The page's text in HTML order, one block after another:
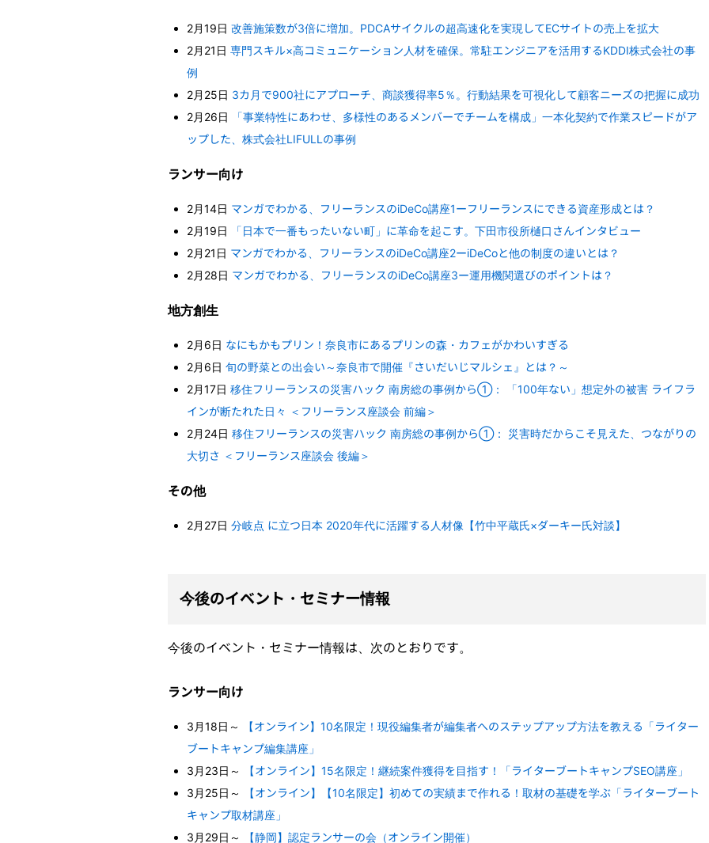
2月19日 改善施策数が3倍に増加。PDCAサイクルの超高速化を実現してECサイトの売上を拡大
2月21日 専門スキル×高コミュニケーション人材を確保。常駐エンジニアを活用するKDDI株式会社の事
例
2月25日 3カ月で900社にアプローチ、商談獲得率5％。行動結果を可視化して顧客ニーズの把握に成功
2月26日
「事業特性にあわせ、多様性のあるメンバーでチームを構成」一本化契約で作業スピードがア
ップした、株式会社LIFULLの事例
ランサー向け
2月14日 マンガでわかる、フリーランスのiDeCo講座1ーフリーランスにできる資産形成とは？
2月19日
「日本で一番もったいない町」に革命を起こす。下田市役所樋口さんインタビュー
2月21日 マンガでわかる、フリーランスのiDeCo講座2ーiDeCoと他の制度の違いとは？
2月28日 マンガでわかる、フリーランスのiDeCo講座3ー運用機関選びのポイントは？
地方創生
2月6日 なにもかもプリン！奈良市にあるプリンの森・カフェがかわいすぎる
2月6日 旬の野菜との出会い～奈良市で開催『さいだいじマルシェ』とは？～
2月17日 移住フリーランスの災害ハック 南房総の事例から①： 「100年ない」想定外の被害 ライフラ
インが断たれた日々 ＜フリーランス座談会 前編＞
2月24日 移住フリーランスの災害ハック 南房総の事例から①： 災害時だからこそ見えた、つながりの
大切さ ＜フリーランス座談会 後編＞
その他
2月27日 分岐点 に立つ日本 2020年代に活躍する人材像【竹中平蔵氏×ダーキー氏対談】
今後のイベント・セミナー情報
今後のイベント・セミナー情報は、次のとおりです。
ランサー向け
3月18日～
【オンライン】10名限定！現役編集者が編集者へのステップアップ方法を教える「ライター
ブートキャンプ編集講座」
3月23日～
【オンライン】15名限定！継続案件獲得を目指す！「ライターブートキャンプSEO講座」
3月25日～
【オンライン】【10名限定】初めての実績まで作れる！取材の基礎を学ぶ「ライターブート
キャンプ取材講座」
3月29日～
【静岡】認定ランサーの会（オンライン開催）